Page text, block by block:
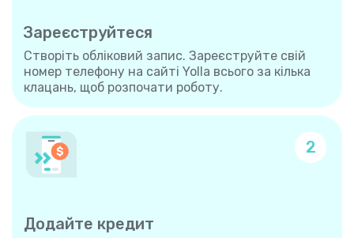
Зареєструйтеся
Створіть обліковий запис. Зареєструйте свій
номер телефону на сайті Yolla всього за кілька
клацань, щоб розпочати роботу.
2
Додайте кредит